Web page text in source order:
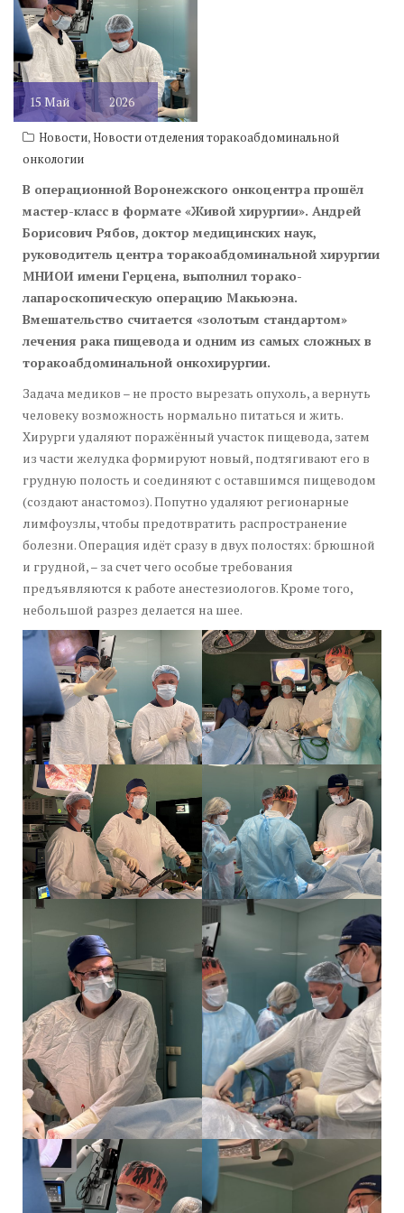
15 Май 2026
Новости,Новости отделения торакоабдоминальной
онкологии
В операционной Воронежского онкоцентра прошёл
мастер-класс в формате «Живой хирургии». Андрей
Борисович Рябов, доктор медицинских наук,
руководитель центра торакоабдоминальной хирургии
МНИОИ имени Герцена, выполнил торако-
лапароскопическую операцию Макьюэна.
Вмешательство считается «золотым стандартом»
лечения рака пищевода и одним из самых сложных в
торакоабдоминальной онкохирургии.
Задача медиков – не просто вырезать опухоль, а вернуть
человеку возможность нормально питаться и жить.
Хирурги удаляют поражённый участок пищевода, затем
из части желудка формируют новый, подтягивают его в
грудную полость и соединяют с оставшимся пищеводом
(создают анастомоз). Попутно удаляют регионарные
лимфоузлы, чтобы предотвратить распространение
болезни. Операция идёт сразу в двух полостях: брюшной
и грудной, – за счет чего особые требования
предъявляются к работе анестезиологов. Кроме того,
небольшой разрез делается на шее.